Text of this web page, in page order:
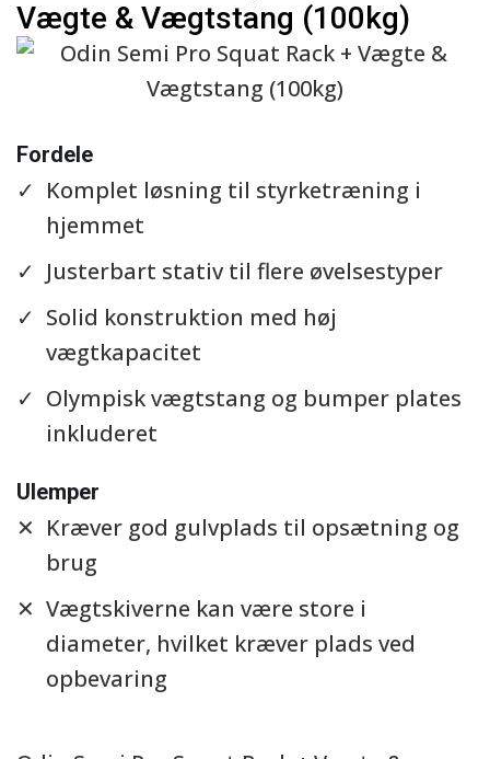
Vægte & Vægtstang (100kg)
Fordele
Komplet løsning til styrketræning i
hjemmet
Justerbart stativ til flere øvelsestyper
Solid konstruktion med høj
vægtkapacitet
Olympisk vægtstang og bumper plates
inkluderet
Ulemper
Kræver god gulvplads til opsætning og
brug
Vægtskiverne kan være store i
diameter, hvilket kræver plads ved
opbevaring